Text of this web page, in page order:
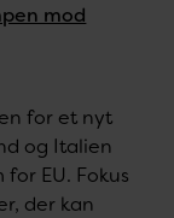
mod
for et nyt
og Italien
EU. Fokus
der kan